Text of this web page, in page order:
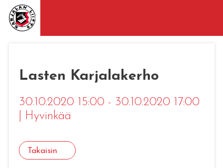
Lasten Karjalakerho
30.10.2020 15:00 - 30.10.2020 17:00
Hyvinkää
Takaisin